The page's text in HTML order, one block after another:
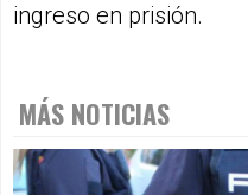
ingreso en prisión.
MÁS NOTICIAS